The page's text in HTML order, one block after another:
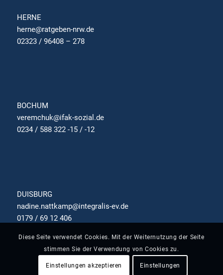
HERNE
herne@ratgeben-nrw.de
02323 / 96408 – 278
BOCHUM
veremchuk@ifak-sozial.de
0234 / 588 322 -15 / -12
DUISBURG
nadine.nattkamp@integralis-ev.de
0179 / 69 12 406
Diese Seite verwendet Cookies. Mit der Weiternutzung der Seite
stimmen Sie der Verwendung von Cookies zu.
Einstellungen akzeptieren Einstellungen